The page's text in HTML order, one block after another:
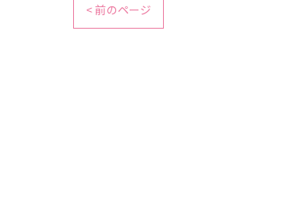
< 前のページ